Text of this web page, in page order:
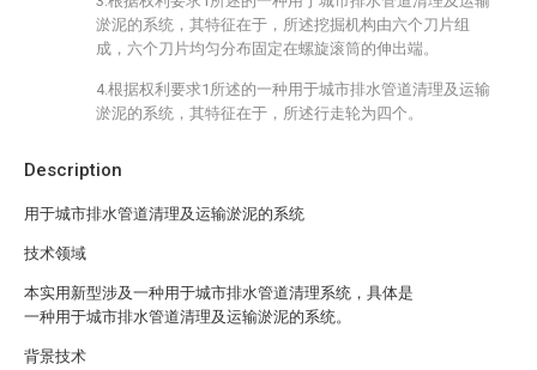
Description
用于城市排水管道清理及运输淤泥的系统
技术领域
本实用新型涉及一种用于城市排水管道清理系统，具体是
一种用于城市排水管道清理及运输淤泥的系统。
背景技术
淤泥的系统，其特征在于，所述挖掘机构由六个刀片组
成，六个刀片均匀分布固定在螺旋滚筒的伸出端。
4.根据权利要求1所述的一种用于城市排水管道清理及运输
淤泥的系统，其特征在于，所述行走轮为四个。